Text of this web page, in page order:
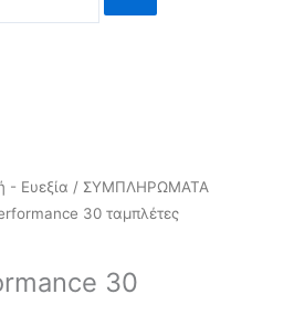
- Ευεξία / ΣΥΜΠΛΗΡΩΜΑΤΑ
30 ταμπλέτες
30